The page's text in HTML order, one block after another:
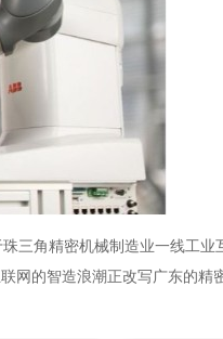
三角精密机械制造业一线工业
网的智造浪潮正改写广东的精